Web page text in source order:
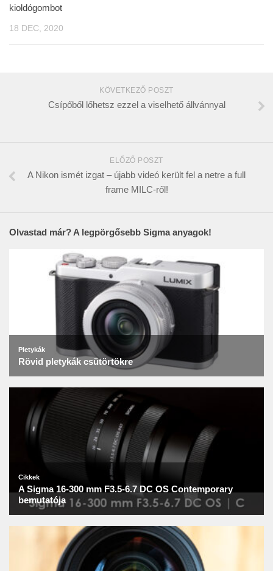
kioldógombot
18 DEC, 2020
KÖVETKEZŐ POSZT
Csípőből lőhetsz ezzel a viselhető állvánnyal
ELŐZŐ POSZT
A Nikon ismét izgat – újabb videó került fel a netre a full
frame MILC-ről!
Olvastad már? A legpörgősebb Sigma anyagok!